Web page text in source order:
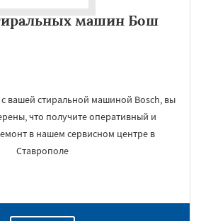
машин Бош
вашей стиральной машиной Bosch, вы
что получите оперативный и
в нашем сервисном центре в
Ставрополе